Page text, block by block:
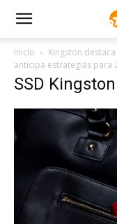
Inicio
Kingston
anticipa estrategias para
SSD